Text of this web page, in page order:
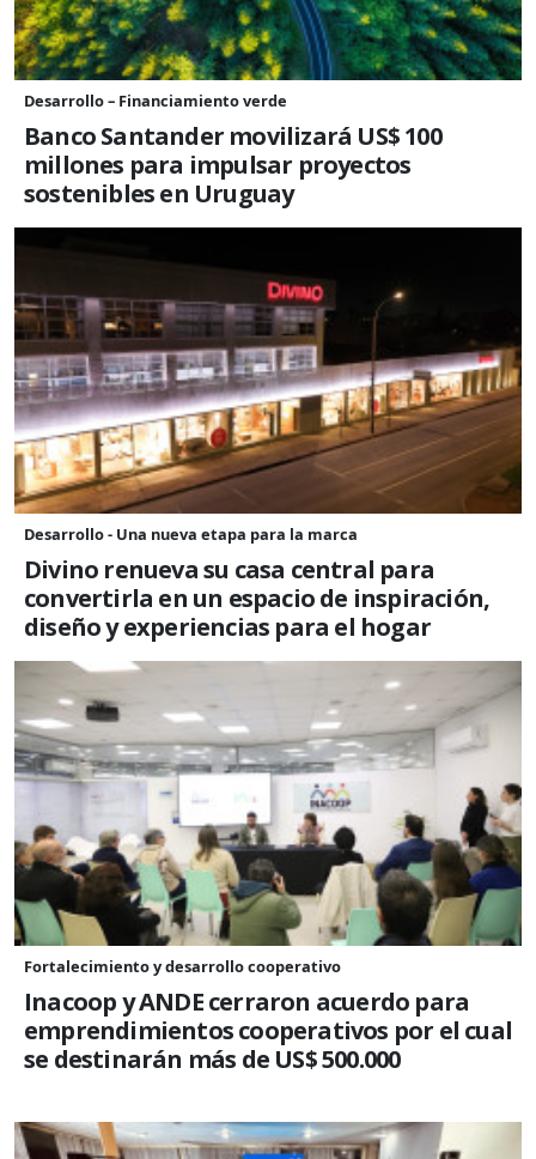
Desarrollo – Financiamiento verde
Banco Santander movilizará US$ 100
millones para impulsar proyectos
sostenibles en Uruguay
Desarrollo - Una nueva etapa para la marca
Divino renueva su casa central para
convertirla en un espacio de inspiración,
diseño y experiencias para el hogar
Fortalecimiento y desarrollo cooperativo
Inacoop y ANDE cerraron acuerdo para
emprendimientos cooperativos por el cual
se destinarán más de US$ 500.000